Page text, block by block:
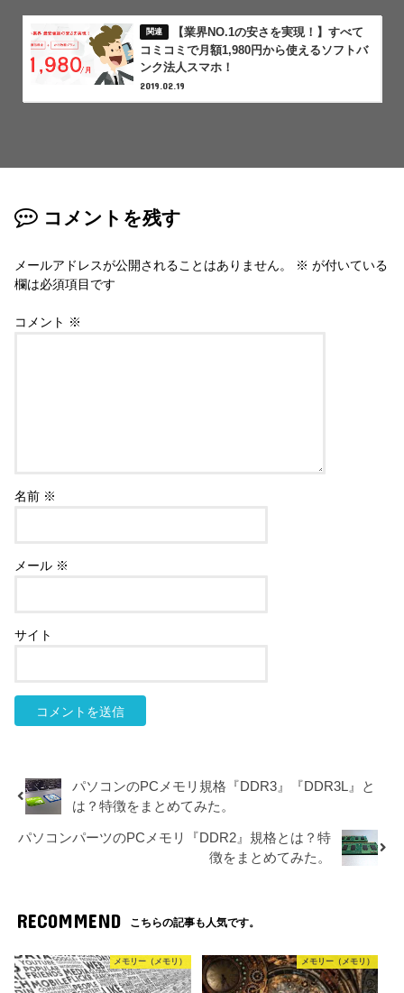
【業界NO.1の安さを実現！】すべて
コミコミで月額1,980円から使えるソフトバ
ンク法人スマホ！
2019.02.19
コメントを残す
メールアドレスが公開されることはありません。 ※ が付いている
欄は必須項目です
コメント ※
名前 ※
メール ※
サイト
パソコンのPCメモリ規格『DDR3』『DDR3L』と
は？特徴をまとめてみた。
パソコンパーツのPCメモリ『DDR2』規格とは？特
徴をまとめてみた。
RECOMMEND こちらの記事も人気です。
メモリー（メモリ） メモリー（メモリ）